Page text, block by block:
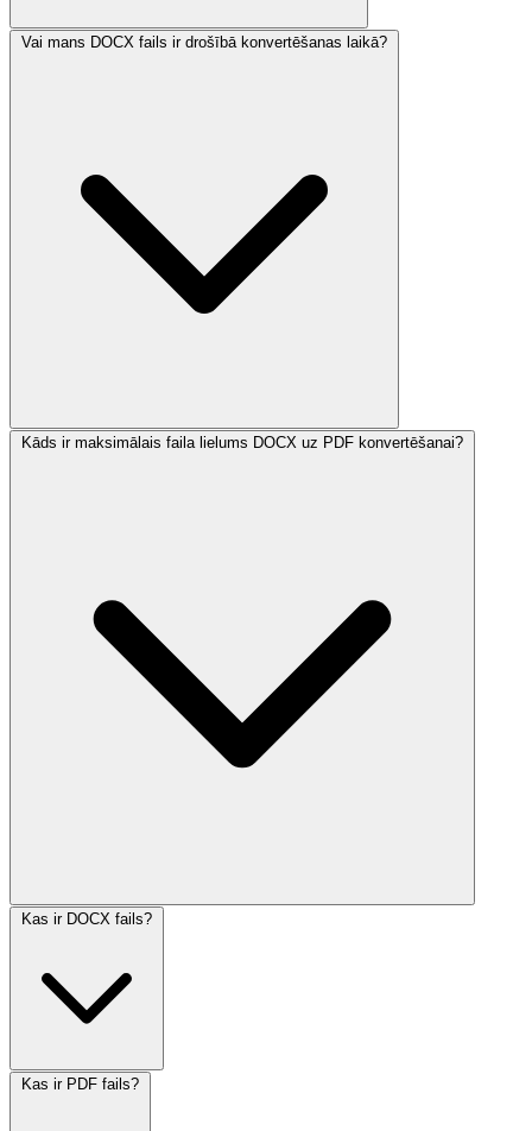
Vai mans DOCX fails ir drošībā konvertēšanas laikā?
Kāds ir maksimālais faila lielums DOCX uz PDF konvertēšanai?
Kas ir DOCX fails?
Kas ir PDF fails?